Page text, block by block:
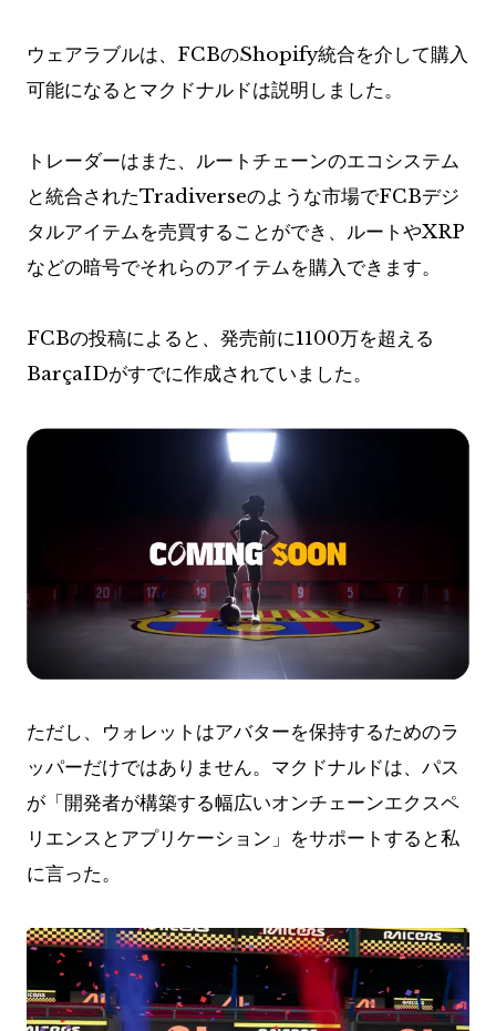
ウェアラブルは、FCBのShopify統合を介して購入
可能になるとマクドナルドは説明しました。
トレーダーはまた、ルートチェーンのエコシステム
と統合されたTradiverseのような市場でFCBデジ
タルアイテムを売買することができ、ルートやXRP
などの暗号でそれらのアイテムを購入できます。
FCBの投稿によると、発売前に1100万を超える
BarçaIDがすでに作成されていました。
ただし、ウォレットはアバターを保持するためのラ
ッパーだけではありません。マクドナルドは、パス
が「開発者が構築する幅広いオンチェーンエクスペ
リエンスとアプリケーション」をサポートすると私
に言った。